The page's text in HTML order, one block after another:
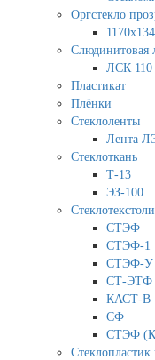
Оргстекло
Слюдинитовая
ЛСК
Пластикат
Плёнки
Стеклоленты
Лента
Стеклоткань
Т-13
ЭЗ-100
СТЭФ
СТЭФ-1
СТЭФ-У
СТ-ЭТФ
КАСТ-В
СФ
СТЭФ